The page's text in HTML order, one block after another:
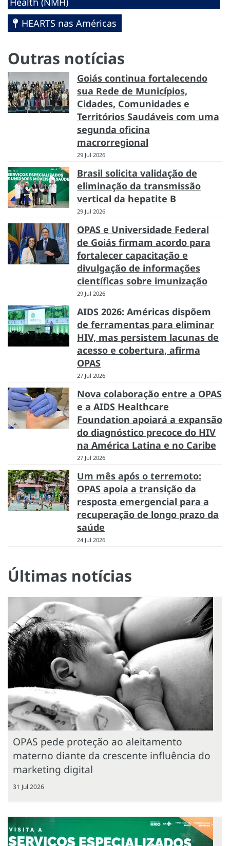
HEARTS nas Américas
Outras notícias
Goiás continua fortalecendo
sua Rede de Municípios,
Cidades, Comunidades e
Territórios Saudáveis com uma
segunda oficina
macrorregional
29 Jul 2026
Brasil solicita validação de
eliminação da transmissão
vertical da hepatite B
29 Jul 2026
OPAS e Universidade Federal
de Goiás firmam acordo para
fortalecer capacitação e
divulgação de informações
científicas sobre imunização
29 Jul 2026
AIDS 2026: Américas dispõem
de ferramentas para eliminar
HIV, mas persistem lacunas de
acesso e cobertura, afirma
OPAS
27 Jul 2026
Nova colaboração entre a OPAS
e a AIDS Healthcare
Foundation apoiará a expansão
do diagnóstico precoce do HIV
na América Latina e no Caribe
27 Jul 2026
Um mês após o terremoto:
OPAS apoia a transição da
resposta emergencial para a
recuperação de longo prazo da
saúde
24 Jul 2026
Últimas notícias
OPAS pede proteção ao aleitamento
materno diante da crescente influência do
marketing digital
31 Jul 2026